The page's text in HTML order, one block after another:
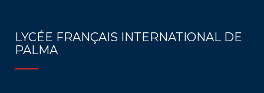
LYCÉE FRANÇAIS INTERNATIONAL DE
PALMA